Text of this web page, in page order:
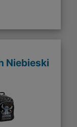
Niebieski